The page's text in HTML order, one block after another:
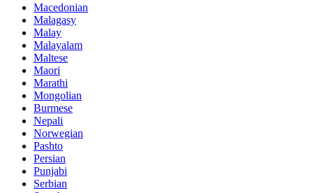
Macedonian
Malagasy
Malay
Malayalam
Maltese
Maori
Marathi
Mongolian
Burmese
Nepali
Norwegian
Pashto
Persian
Punjabi
Serbian